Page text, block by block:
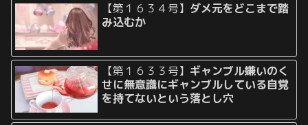
【第１６３４号】 ダメ元をどこまで踏
み込むか
【第１６３３号】 ギャンブル嫌いのく
せに無意識にギャンブルしている自覚
を持てないという落とし穴